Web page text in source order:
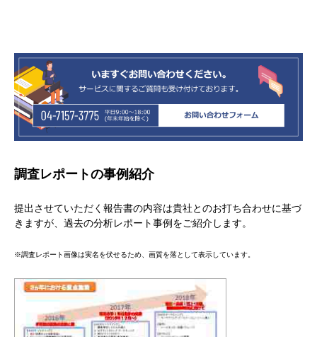
調査レポートの事例紹介
提出させていただく報告書の内容は貴社とのお打ち合わせに基づ
きますが、過去の分析レポート事例をご紹介します。
※調査レポート画像は実名を伏せるため、画質を落として表示しています。